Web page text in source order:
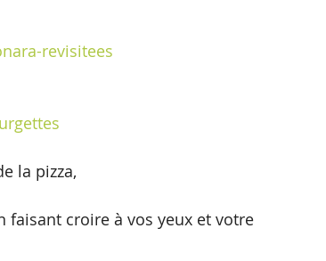
revisitees
la pizza,
faisant croire à vos yeux et votre